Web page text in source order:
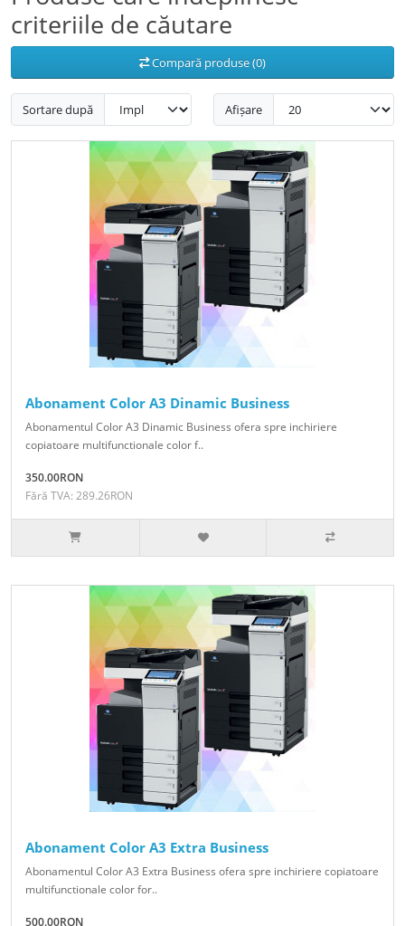
criteriile de căutare
Compară produse (0)
Sortare după Afișare
Abonament Color A3 Dinamic Business
Abonamentul Color A3 Dinamic Business ofera spre inchiriere
copiatoare multifunctionale color f..
350.00RON
Fără TVA: 289.26RON
Abonament Color A3 Extra Business
Abonamentul Color A3 Extra Business ofera spre inchiriere copiatoare
multifunctionale color for..
500.00RON